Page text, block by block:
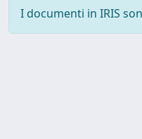
I documenti in IRIS